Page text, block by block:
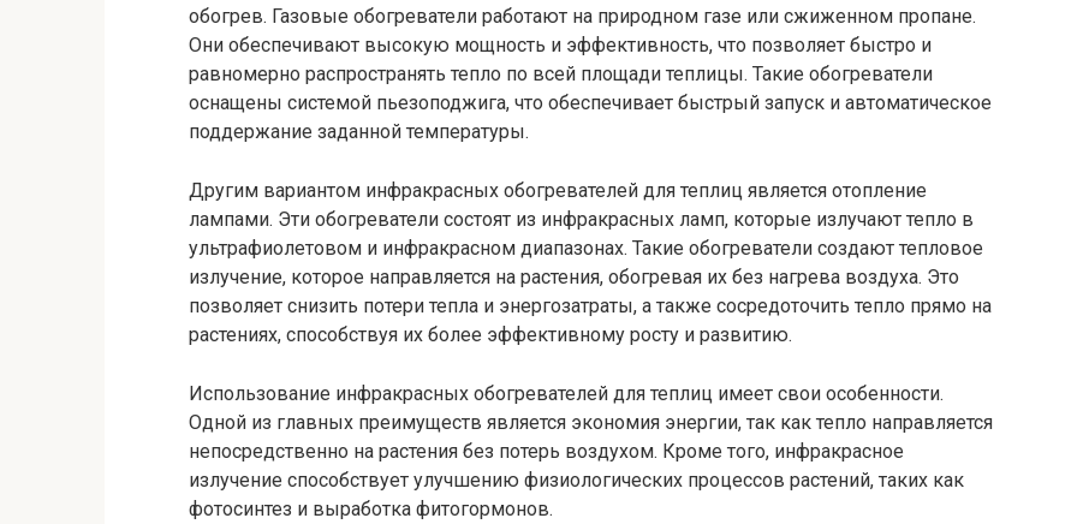
обогрев. Газовые обогреватели работают на природном газе или сжиженном пропане.
Они обеспечивают высокую мощность и эффективность, что позволяет быстро и
равномерно распространять тепло по всей площади теплицы. Такие обогреватели
оснащены системой пьезоподжига, что обеспечивает быстрый запуск и автоматическое
поддержание заданной температуры.
Другим вариантом инфракрасных обогревателей для теплиц является отопление
лампами. Эти обогреватели состоят из инфракрасных ламп, которые излучают тепло в
ультрафиолетовом и инфракрасном диапазонах. Такие обогреватели создают тепловое
излучение, которое направляется на растения, обогревая их без нагрева воздуха. Это
позволяет снизить потери тепла и энергозатраты, а также сосредоточить тепло прямо на
растениях, способствуя их более эффективному росту и развитию.
Использование инфракрасных обогревателей для теплиц имеет свои особенности.
Одной из главных преимуществ является экономия энергии, так как тепло направляется
непосредственно на растения без потерь воздухом. Кроме того, инфракрасное
излучение способствует улучшению физиологических процессов растений, таких как
фотосинтез и выработка фитогормонов.